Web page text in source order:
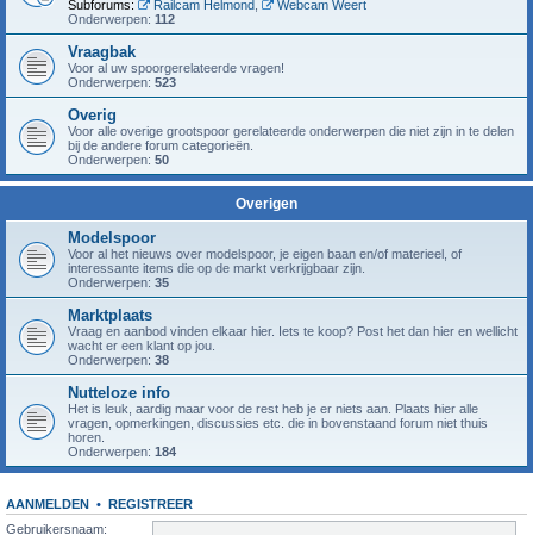
Subforums:
Railcam Helmond,
Webcam Weert
Onderwerpen: 112
Vraagbak
Voor al uw spoorgerelateerde vragen!
Onderwerpen: 523
Overig
Voor alle overige grootspoor gerelateerde onderwerpen die niet zijn in te delen
bij de andere forum categorieën.
Onderwerpen: 50
Overigen
Modelspoor
Voor al het nieuws over modelspoor, je eigen baan en/of materieel, of
interessante items die op de markt verkrijgbaar zijn.
Onderwerpen: 35
Marktplaats
Vraag en aanbod vinden elkaar hier. Iets te koop? Post het dan hier en wellicht
wacht er een klant op jou.
Onderwerpen: 38
Nutteloze info
Het is leuk, aardig maar voor de rest heb je er niets aan. Plaats hier alle
vragen, opmerkingen, discussies etc. die in bovenstaand forum niet thuis
horen.
Onderwerpen: 184
AANMELDEN • REGISTREER
Gebruikersnaam: